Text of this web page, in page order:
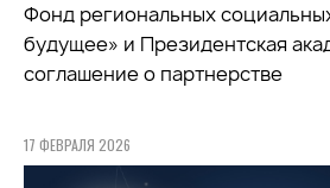
Фонд региональных
будущее» и Президентская
соглашение о партнерстве
17 ФЕВРАЛЯ 2026